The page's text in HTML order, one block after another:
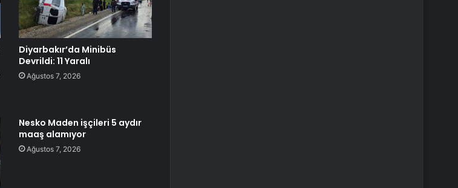
Diyarbakır’da Minibüs
Devrildi: 11 Yaralı
Ağustos 7, 2026
Nesko Maden işçileri 5 aydır
maaş alamıyor
Ağustos 7, 2026